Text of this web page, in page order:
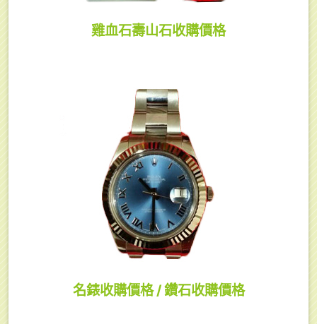
雞血石壽山石收購價格
名錶收購價格 / 鑽石收購價格